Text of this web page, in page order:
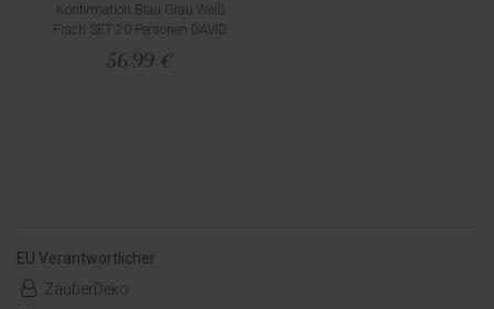
Konfirmation Blau Grau Weiß
Fisch SET 20 Personen DAVID
56,99 €
EU Verantwortlicher
ZauberDeko